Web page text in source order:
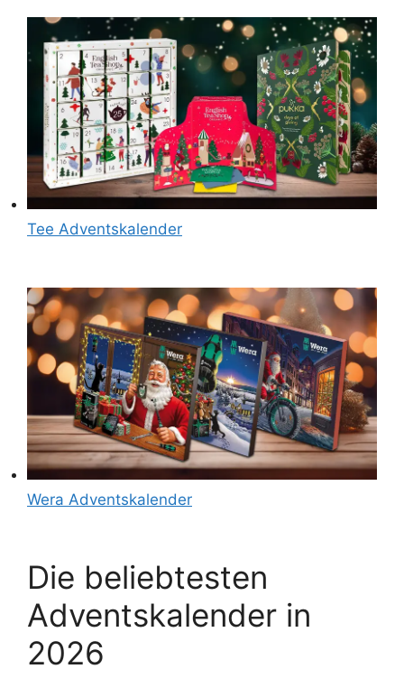
Tee Adventskalender
Wera Adventskalender
Die beliebtesten
Adventskalender in
2026